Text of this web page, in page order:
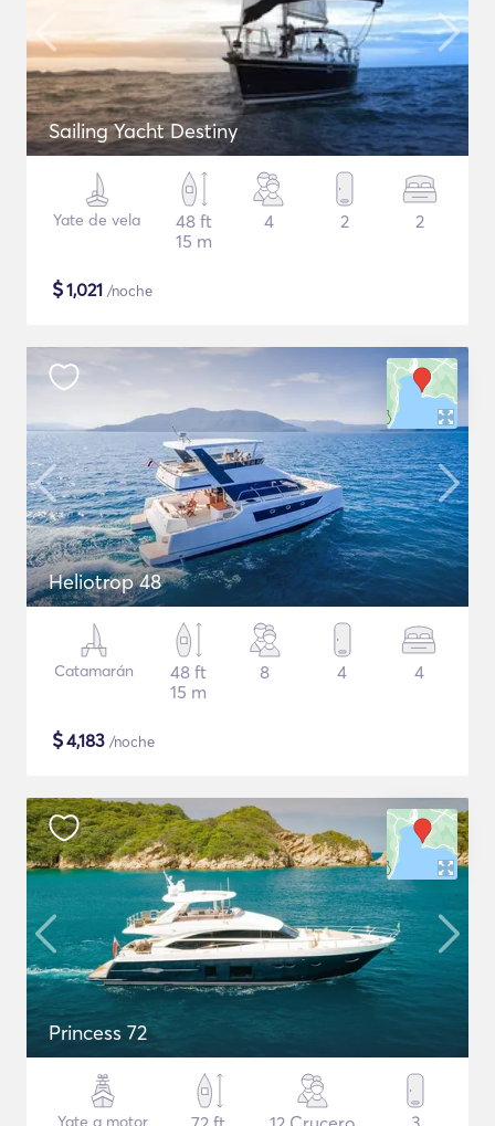
Sailing Yacht Destiny
Yate de vela
48 ft
15 m
4 2 2
$1,021 /noche
Heliotrop 48
Catamarán
48 ft
15 m
8 4 4
$4,183 /noche
Princess 72
Yate a motor